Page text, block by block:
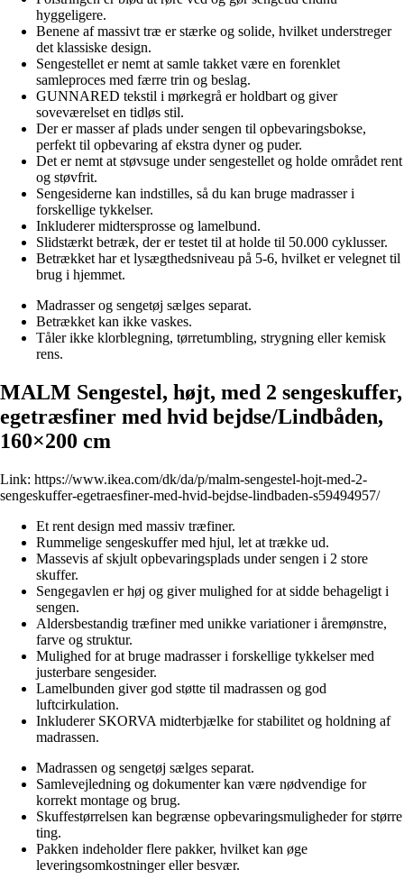
hyggeligere.
Benene af massivt træ er stærke og solide, hvilket understreger
det klassiske design.
Sengestellet er nemt at samle takket være en forenklet
samleproces med færre trin og beslag.
GUNNARED tekstil i mørkegrå er holdbart og giver
soveværelset en tidløs stil.
Der er masser af plads under sengen til opbevaringsbokse,
perfekt til opbevaring af ekstra dyner og puder.
Det er nemt at støvsuge under sengestellet og holde området rent
og støvfrit.
Sengesiderne kan indstilles, så du kan bruge madrasser i
forskellige tykkelser.
Inkluderer midtersprosse og lamelbund.
Slidstærkt betræk, der er testet til at holde til 50.000 cyklusser.
Betrækket har et lysægthedsniveau på 5-6, hvilket er velegnet til
brug i hjemmet.
Madrasser og sengetøj sælges separat.
Betrækket kan ikke vaskes.
Tåler ikke klorblegning, tørretumbling, strygning eller kemisk
rens.
MALM Sengestel, højt, med 2 sengeskuffer,
egetræsfiner med hvid bejdse/Lindbåden,
160×200 cm
Link: https://www.ikea.com/dk/da/p/malm-sengestel-hojt-med-2-
sengeskuffer-egetraesfiner-med-hvid-bejdse-lindbaden-s59494957/
Et rent design med massiv træfiner.
Rummelige sengeskuffer med hjul, let at trække ud.
Massevis af skjult opbevaringsplads under sengen i 2 store
skuffer.
Sengegavlen er høj og giver mulighed for at sidde behageligt i
sengen.
Aldersbestandig træfiner med unikke variationer i åremønstre,
farve og struktur.
Mulighed for at bruge madrasser i forskellige tykkelser med
justerbare sengesider.
Lamelbunden giver god støtte til madrassen og god
luftcirkulation.
Inkluderer SKORVA midterbjælke for stabilitet og holdning af
madrassen.
Madrassen og sengetøj sælges separat.
Samlevejledning og dokumenter kan være nødvendige for
korrekt montage og brug.
Skuffestørrelsen kan begrænse opbevaringsmuligheder for større
ting.
Pakken indeholder flere pakker, hvilket kan øge
leveringsomkostninger eller besvær.